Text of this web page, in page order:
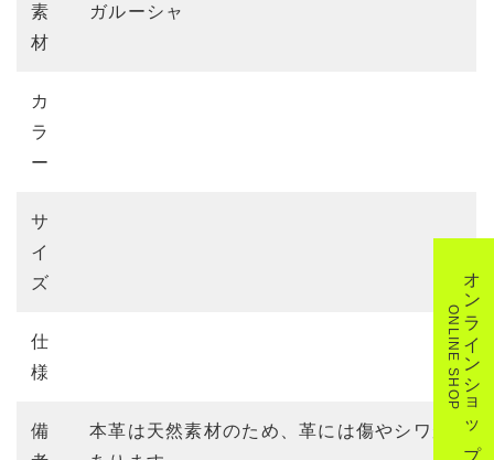
素
材
ガルーシャ
カ
ラ
ー
サ
イ
ズ
仕
様
備
本革は天然素材のため、革には傷やシワが
オンラインショップ
ONLINE SHOP